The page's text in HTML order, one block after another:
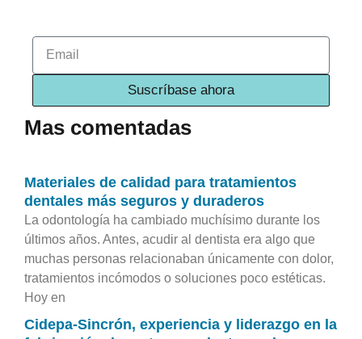
Suscríbase ahora
Mas comentadas
Materiales de calidad para tratamientos
dentales más seguros y duraderos
La odontología ha cambiado muchísimo durante los
últimos años. Antes, acudir al dentista era algo que
muchas personas relacionaban únicamente con dolor,
tratamientos incómodos o soluciones poco estéticas.
Hoy en
Cidepa-Sincrón, experiencia y liderazgo en la